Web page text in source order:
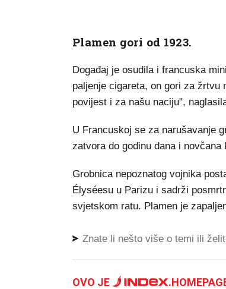
Plamen gori od 1923.
Događaj je osudila i francuska
paljenje cigareta, on gori za žrtvu
povijest i za našu naciju",
U Francuskoj se za narušavanje
zatvora do godinu dana i novčana
Grobnica nepoznatog vojnika
Élyséesu u Parizu i sadrži
svjetskom ratu. Plamen je
Znate li nešto više o temi ili
OVO JE .